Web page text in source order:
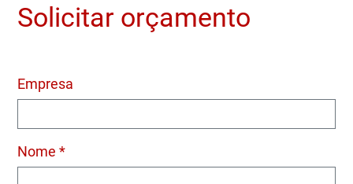
Solicitar orçamento
Empresa
Nome *